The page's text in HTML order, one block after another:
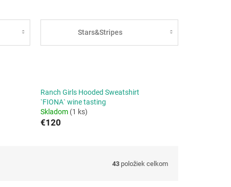
Stars&Stripes
Ranch Girls Hooded Sweatshirt
`FIONA` wine tasting
Skladom (1 ks)
€120
43 položiek celkom